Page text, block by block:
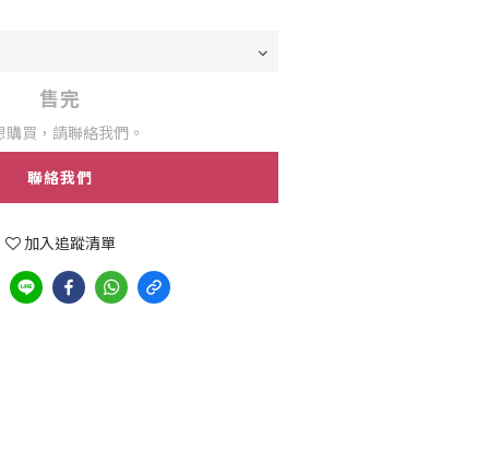
售完
購買，請聯絡我們。
聯絡我們
加入追蹤清單